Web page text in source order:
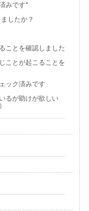
みです*
したか？
ことを確認しました
ことが起こることを
ック済みです
るが助けが欲しい